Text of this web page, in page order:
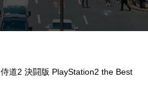
侍道2 決闘版 PlayStation2 the Best